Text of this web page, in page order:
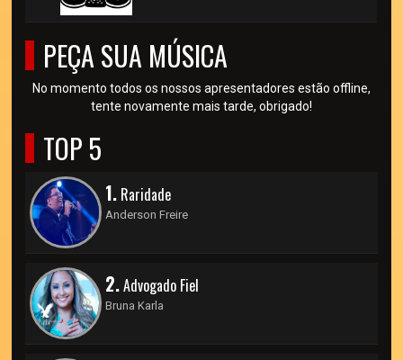
PEÇA SUA MÚSICA
No momento todos os nossos apresentadores estão offline,
tente novamente mais tarde, obrigado!
TOP 5
1. Raridade
Anderson Freire
2.Advogado Fiel
Bruna Karla